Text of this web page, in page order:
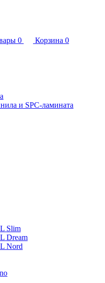
0 Корзина 0
и SPC-ламината
Slim
Dream
Nord